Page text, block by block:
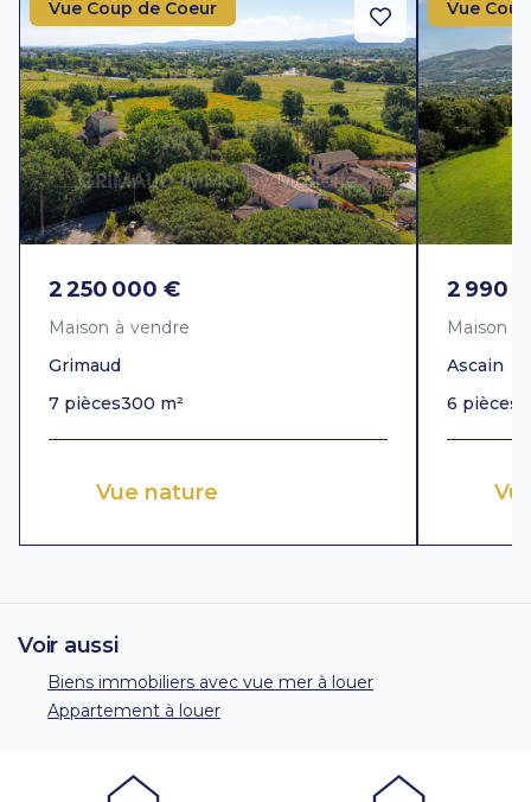
Vue Coup de Coeur
2 250 000 €
Maison à vendre
Grimaud
7 pièces300 m²
Vue nature
Vue
2 990
Maison à
Ascain
6 pièces
Voir aussi
Biens immobiliers avec vue mer à louer
Appartement à louer